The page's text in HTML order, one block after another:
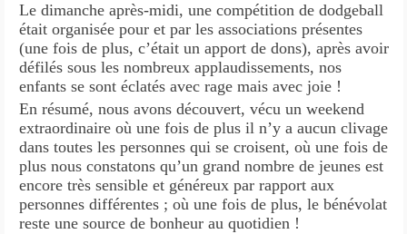
Le dimanche après-midi, une compétition de dodgeball
était organisée pour et par les associations présentes
(une fois de plus, c’était un apport de dons), après avoir
défilés sous les nombreux applaudissements, nos
enfants se sont éclatés avec rage mais avec joie !
En résumé, nous avons découvert, vécu un weekend
extraordinaire où une fois de plus il n’y a aucun clivage
dans toutes les personnes qui se croisent, où une fois de
plus nous constatons qu’un grand nombre de jeunes est
encore très sensible et généreux par rapport aux
personnes différentes ; où une fois de plus, le bénévolat
reste une source de bonheur au quotidien !